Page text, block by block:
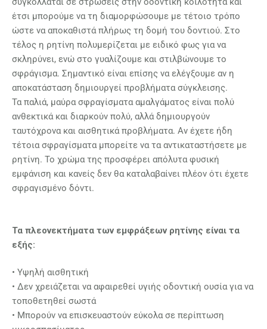
έτσι μπορούμε να τη διαμορφώσουμε με τέτοιο τρόπο
ώστε να αποκαθιστά πλήρως τη δομή του δοντιού. Στο
τέλος η ρητίνη πολυμερίζεται με ειδικό φως για να
σκληρύνει, ενώ στο γυαλίζουμε και στιλβώνουμε το
σφράγισμα. Σημαντικό είναι επίσης να ελέγξουμε αν η
αποκατάσταση δημιουργεί προβλήματα σύγκλεισης.
Τα παλιά, μαύρα σφραγίσματα αμαλγάματος είναι πολύ
ανθεκτικά και διαρκούν πολύ, αλλά δημιουργούν
ταυτόχρονα και αισθητικά προβλήματα. Αν έχετε ήδη
τέτοια σφραγίσματα μπορείτε να τα αντικαταστήσετε με
ρητίνη. Το χρώμα της προσφέρει απόλυτα φυσική
εμφάνιση και κανείς δεν θα καταλαβαίνει πλέον ότι έχετε
σφραγισμένο δόντι.
Τα πλεονεκτήματα των εμφράξεων ρητίνης είναι τα
εξής:
• Υψηλή αισθητική
• Δεν χρειάζεται να αφαιρεθεί υγιής οδοντική ουσία για να
τοποθετηθεί σωστά
• Μπορούν να επισκευαστούν εύκολα σε περίπτωση